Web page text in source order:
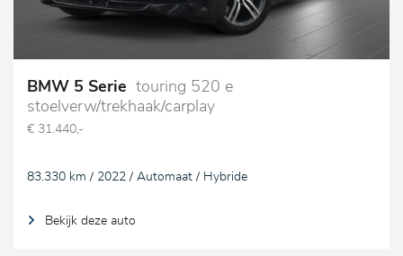
BMW 5 Serie
touring 520 e
stoelverw/trekhaak/carplay
€ 31.440,-
83.330 km / 2022 / Automaat / Hybride
Bekijk deze auto